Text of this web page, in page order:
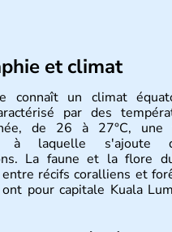
et climat
connaît un climat
par des
de 26 à 27°C, une
à laquelle s'ajoute
La faune et la flore
récifs coralliens et
ont pour capitale Kuala